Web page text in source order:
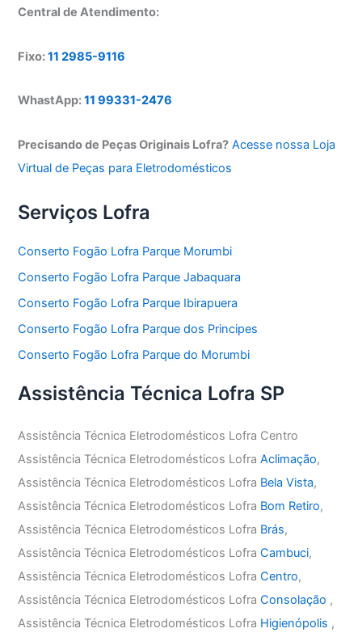
Central de Atendimento:
Fixo:11 2985-9116
WhastApp:11 99331-2476
Precisando de Peças Originais Lofra? Acesse nossa Loja
Virtual de Peças para Eletrodomésticos
Serviços Lofra
Conserto Fogão Lofra Parque Morumbi
Conserto Fogão Lofra Parque Jabaquara
Conserto Fogão Lofra Parque Ibirapuera
Conserto Fogão Lofra Parque dos Principes
Conserto Fogão Lofra Parque do Morumbi
Assistência Técnica Lofra SP
Assistência Técnica Eletrodomésticos Lofra Centro
Assistência Técnica Eletrodomésticos LofraAclimação,
Assistência Técnica Eletrodomésticos Lofra Bela Vista,
Assistência Técnica Eletrodomésticos Lofra Bom Retiro,
Assistência Técnica Eletrodomésticos Lofra Brás,
Assistência Técnica Eletrodomésticos LofraCambuci,
Assistência Técnica Eletrodomésticos LofraCentro,
Assistência Técnica Eletrodomésticos LofraConsolação ,
Assistência Técnica Eletrodomésticos Lofra Higienópolis ,